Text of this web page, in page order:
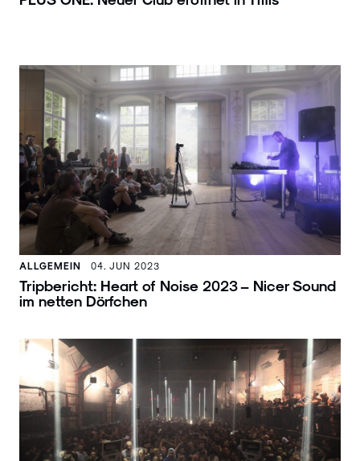
ALLGEMEIN 04. JUN 2023
Tripbericht: Heart of Noise 2023 – Nicer Sound
im netten Dörfchen